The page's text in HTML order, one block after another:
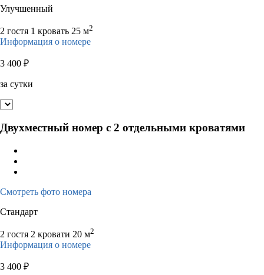
Улучшенный
2 гостя 1 кровать 25 м2
Информация о номере
3 400 ₽
за сутки
Двухместный номер с 2 отдельными кроватями
Смотреть фото номера
Стандарт
2 гостя 2 кровати 20 м2
Информация о номере
3 400 ₽